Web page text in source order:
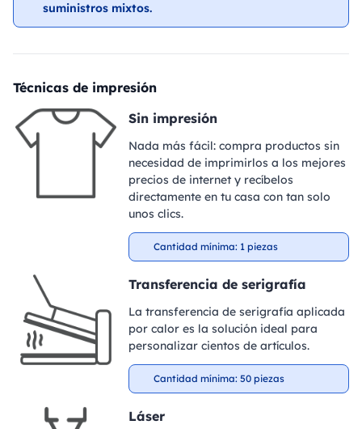
suministros mixtos.
Técnicas de impresión
Sin impresión
Nada más fácil: compra productos sin
necesidad de imprimirlos a los mejores
precios de internet y recíbelos
directamente en tu casa con tan solo
unos clics.
Cantidad mínima: 1 piezas
Transferencia de serigrafía
La transferencia de serigrafía aplicada
por calor es la solución ideal para
personalizar cientos de artículos.
Cantidad mínima: 50 piezas
Láser